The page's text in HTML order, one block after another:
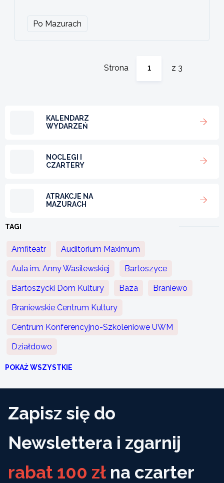
Po Mazurach
Strona z 3
KALENDARZ
WYDARZEŃ
NOCLEGI I
CZARTERY
ATRAKCJE NA
MAZURACH
TAGI
Amfiteatr Auditorium Maximum
Aula im. Anny Wasilewskiej Bartoszyce
Bartoszycki Dom Kultury Baza Braniewo
Braniewskie Centrum Kultury
Centrum Konferencyjno-Szkoleniowe UWM
Działdowo
POKAŻ WSZYSTKIE
Zapisz się do
Newslettera i zgarnij
rabat 100 zł na czarter